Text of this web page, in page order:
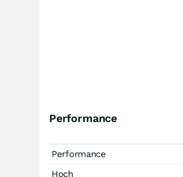
Performance
Performance
Hoch